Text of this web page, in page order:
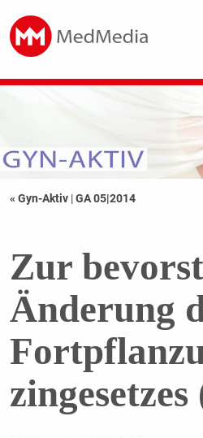
« Gyn-Aktiv |GA 05|2014
Zur
Änderung